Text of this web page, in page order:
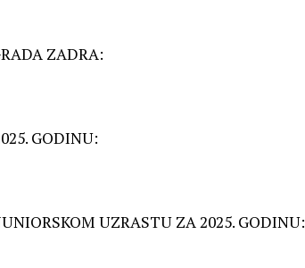
ZADRA:
GODINU:
UZRASTU ZA 2025. GODINU: